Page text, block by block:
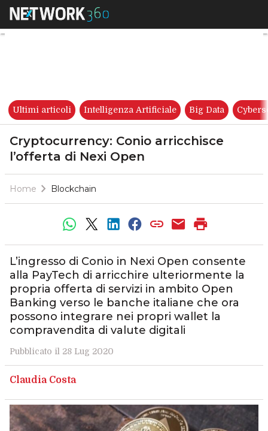
Cryptocurrency: Conio
Ultimi articoli Intelligenza Artificiale Big Data
Cryptocurrency: Conio arricchisce
l’offerta di Nexi Open
Home Blockchain
L’ingresso di Conio in Nexi Open consente
alla PayTech di arricchire ulteriormente la
propria offerta di servizi in ambito Open
Banking verso le banche italiane che ora
possono integrare nei propri wallet la
compravendita di valute digitali
Pubblicato il 28 Lug 2020
Claudia Costa